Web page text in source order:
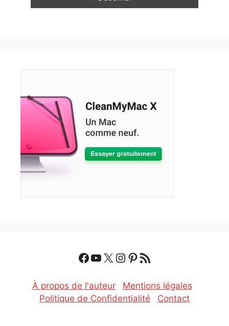
Facebook
YouTube
X Instagram
Pinterest
Flux RSS
À propos de l'auteur
Mentions légales
Politique de Confidentialité
Contact